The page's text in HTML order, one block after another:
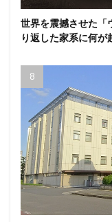
世界を震撼させた「
り返した家系に何が